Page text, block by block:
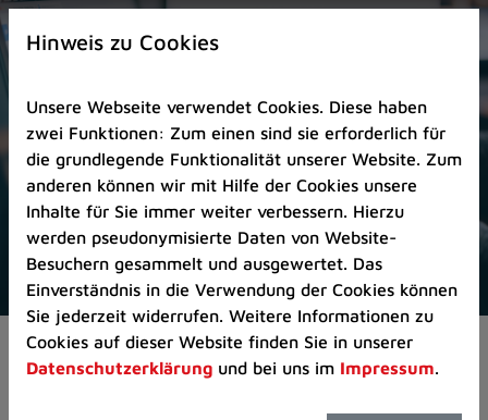
Zur
Startseite
Zum
Seitenanfang
springen
(Schnelltaste
A)
Zur
Navigation/Menü
springen
(Schnelltaste
M)
Zur
Pressemeldungen
Hinweis zu Cookies
Unsere Webseite verwendet Cookies. Diese haben
zwei Funktionen: Zum einen sind sie erforderlich für
die grundlegende Funktionalität unserer Website. Zum
anderen können wir mit Hilfe der Cookies unsere
Inhalte für Sie immer weiter verbessern. Hierzu
werden pseudonymisierte Daten von Website-
Besuchern gesammelt und ausgewertet. Das
Einverständnis in die Verwendung der Cookies können
Sie jederzeit widerrufen. Weitere Informationen zu
Cookies auf dieser Website finden Sie in unserer
Datenschutzerklärung und bei uns im Impressum.